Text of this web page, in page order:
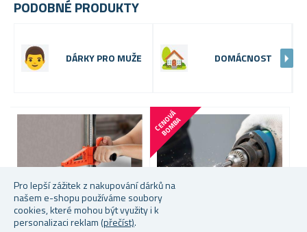
Pro lepší zážitek z nakupování dárků na
našem e-shopu používáme soubory
cookies, které mohou být využity i k
personalizaci reklam (přečíst).
PODOBNÉ PRODUKTY
DÁRKY PRO MUŽE DOMÁCNOST
C
E
N
O
V
Á
B
O
M
B
A